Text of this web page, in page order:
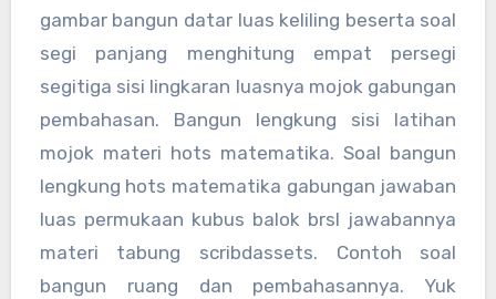
gambar bangun datar luas keliling beserta soal
segi panjang menghitung empat persegi
segitiga sisi lingkaran luasnya mojok gabungan
pembahasan. Bangun lengkung sisi latihan
mojok materi hots matematika. Soal bangun
lengkung hots matematika gabungan jawaban
luas permukaan kubus balok brsl jawabannya
materi tabung scribdassets. Contoh soal
bangun ruang dan pembahasannya. Yuk